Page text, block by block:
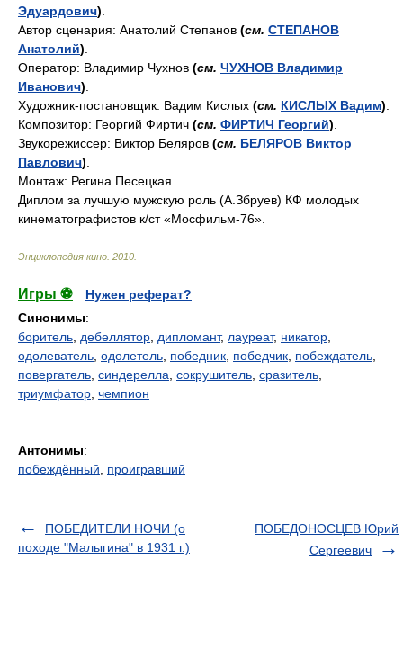
Эдуардович)
Автор сценария: Анатолий Степанов (см. СТЕПАНОВ
Анатолий)
Оператор: Владимир Чухнов (см. ЧУХНОВ Владимир
Иванович)
Художник-постановщик: Вадим Кислых (см. КИСЛЫХ Вадим)
Композитор: Георгий Фиртич (см. ФИРТИЧ Георгий)
Звукорежиссер: Виктор Беляров (см. БЕЛЯРОВ Виктор
Павлович)
Монтаж: Регина Песецкая.
Диплом за лучшую мужскую роль (А.Збруев) КФ молодых
кинематографистов к/ст «Мосфильм-76».
Энциклопедия кино 2010
Игры ⚽
Нужен реферат?
Синонимы:
боритель дебеллятор дипломант, лауреат, никатор
одолеватель одолетель победник победчик побеждатель
повергатель синдерелла сокрушитель сразитель
триумфатор чемпион
Антонимы:
побеждённый
проигравший
ПОБЕДИТЕЛИ НОЧИ (о
походе "Малыгина" в 1931 г.)
ПОБЕДОНОСЦЕВ Юрий
Сергеевич